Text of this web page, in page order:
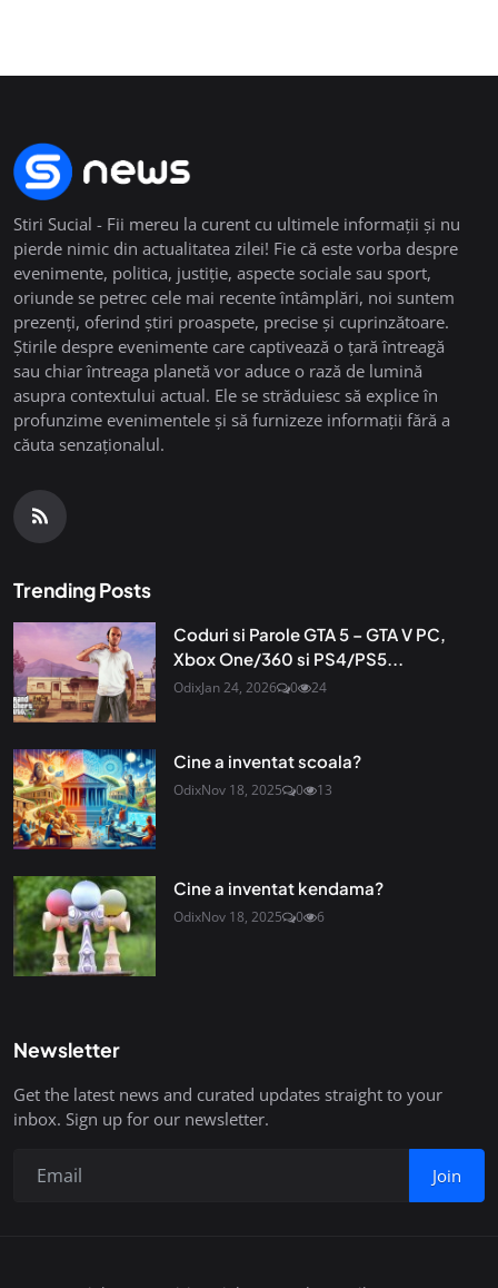
Stiri Sucial - Fii mereu la curent cu ultimele informații și nu
pierde nimic din actualitatea zilei! Fie că este vorba despre
evenimente, politica, justiție, aspecte sociale sau sport,
oriunde se petrec cele mai recente întâmplări, noi suntem
prezenți, oferind știri proaspete, precise și cuprinzătoare.
Știrile despre evenimente care captivează o țară întreagă
sau chiar întreaga planetă vor aduce o rază de lumină
asupra contextului actual. Ele se străduiesc să explice în
profunzime evenimentele și să furnizeze informații fără a
căuta senzaționalul.
Trending Posts
Coduri si Parole GTA 5 – GTA V PC,
Xbox One/360 si PS4/PS5...
OdixJan 24, 2026 0 24
Cine a inventat scoala?
OdixNov 18, 2025 0 13
Cine a inventat kendama?
OdixNov 18, 2025 0 6
Newsletter
Get the latest news and curated updates straight to your
inbox. Sign up for our newsletter.
Join